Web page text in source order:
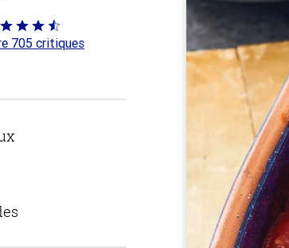
sur705 critiques